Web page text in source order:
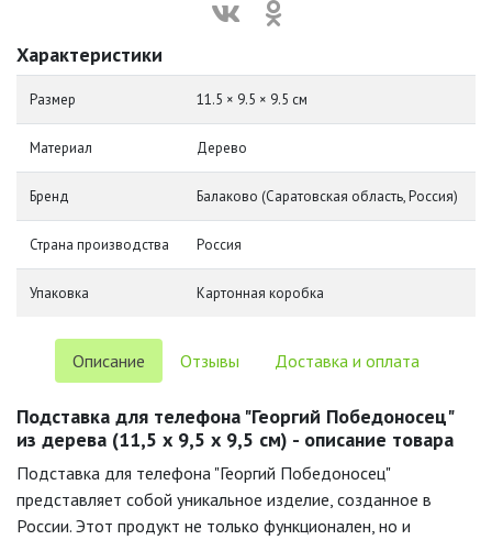
Характеристики
Размер 11.5 × 9.5 × 9.5 см
Материал Дерево
Бренд Балаково (Саратовская область, Россия)
Страна производства Россия
Упаковка Картонная коробка
Описание Отзывы Доставка и оплата
Подставка для телефона "Георгий Победоносец"
из дерева (11,5 х 9,5 х 9,5 см) - описание товара
Подставка для телефона "Георгий Победоносец"
представляет собой уникальное изделие, созданное в
России. Этот продукт не только функционален, но и